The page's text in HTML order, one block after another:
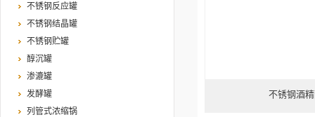
不锈钢反应罐
不锈钢结晶罐
不锈钢贮罐
醇沉罐
渗漉罐
发酵罐
列管式浓缩锅
不锈钢酒